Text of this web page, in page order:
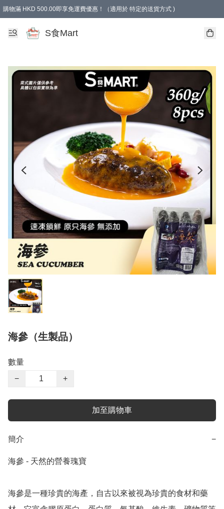
購物滿 HKD 500.00即享免運費優惠！（適用於 特定的送貨方式 )
S食Mart
海參（生製品）
數量
−
+
加至購物車
簡介 −
海參 - 天然的營養瑰寶
海參是一種珍貴的海產，自古以來被視為珍貴的食材和藥